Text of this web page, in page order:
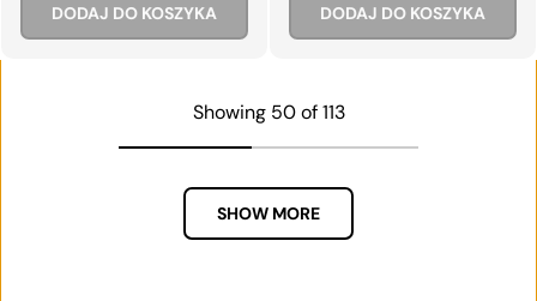
DODAJ DO KOSZYKA DODAJ DO KOSZYKA
Showing 50 of 113
SHOW MORE